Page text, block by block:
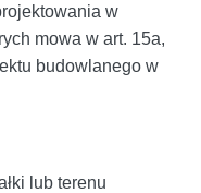
w
mowa w art. 15a,
budowlanego w
lub terenu